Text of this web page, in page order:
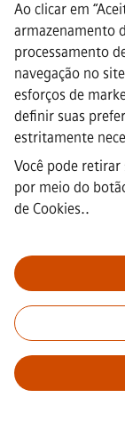
Ao clicar em
armazenamento
processamento
navegação no
esforços de
definir suas
estritamente
Você pode
por meio do
de Cookies..
Nota importante:A
integrar a nossa
de candidatura.
financeiras
pareçam ter sido
que tenha a
nossos
ativo.